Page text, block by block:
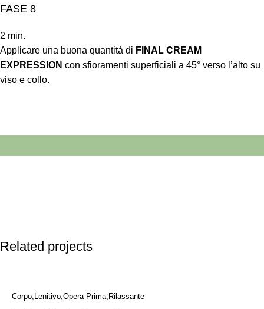
FASE 8
2 min.
Applicare una buona quantità di FINAL CREAM
EXPRESSION con sfioramenti superficiali a 45° verso l’alto su
viso e collo.
Related projects
Corpo Lenitivo Opera Prima Rilassante